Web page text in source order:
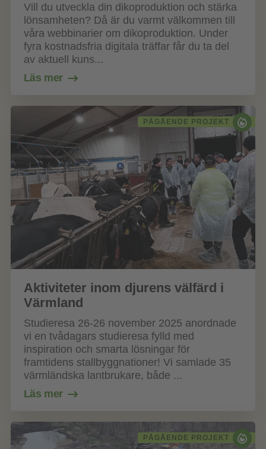
Vill du utveckla din dikoproduktion och stärka
lönsamheten? Då är du varmt välkommen till
våra webbinarier om dikoproduktion. Under
fyra kostnadsfria digitala träffar får du ta del
av aktuell kuns...
Läs mer
PÅGÅENDE PROJEKT
Aktiviteter inom djurens välfärd i
Värmland
Studieresa 26-26 november 2025 anordnade
vi en tvådagars studieresa fylld med
inspiration och smarta lösningar för
framtidens stallbyggnationer! Vi samlade 35
värmländska lantbrukare, både ...
Läs mer
PÅGÅENDE PROJEKT